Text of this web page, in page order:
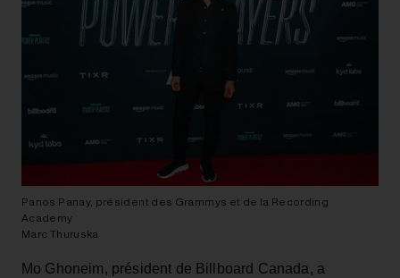
Panos Panay, président des Grammys et de la Recording
Academy
Marc Thuruska
Mo Ghoneim, président de Billboard Canada, a